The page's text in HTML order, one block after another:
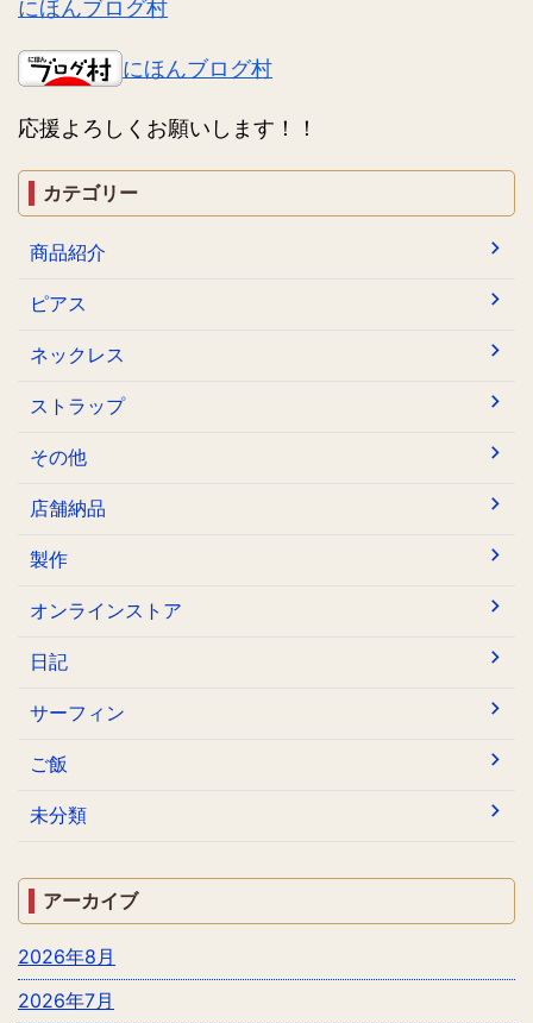
にほんブログ村
にほんブログ村
応援よろしくお願いします！！
カテゴリー
商品紹介
ピアス
ネックレス
ストラップ
その他
店舗納品
製作
オンラインストア
日記
サーフィン
ご飯
未分類
アーカイブ
2026年8月
2026年7月